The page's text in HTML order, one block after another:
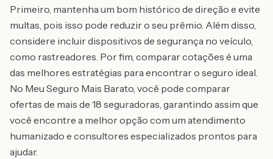
Primeiro, mantenha um bom histórico de direção e evite
multas, pois isso pode reduzir o seu prêmio. Além disso,
considere incluir dispositivos de segurança no veículo,
como rastreadores. Por fim, comparar cotações é uma
das melhores estratégias para encontrar o seguro ideal.
No Meu Seguro Mais Barato, você pode comparar
ofertas de mais de 18 seguradoras, garantindo assim que
você encontre a melhor opção com um atendimento
humanizado e consultores especializados prontos para
ajudar.